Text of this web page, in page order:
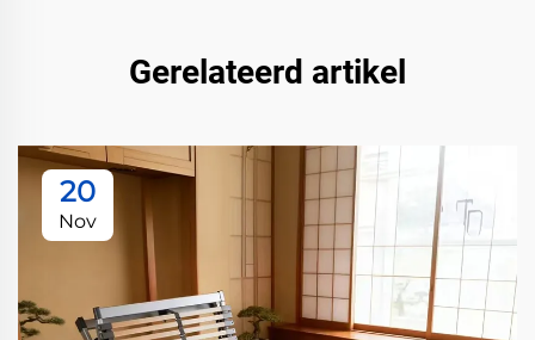
Gerelateerd artikel
20
Nov